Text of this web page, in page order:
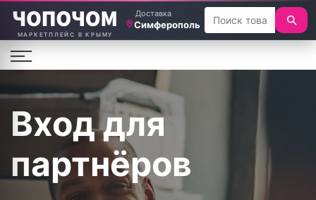
МАРКЕТПЛЕЙС В КРЫМУ
Доставка
Симферополь
Вход для
партнёров